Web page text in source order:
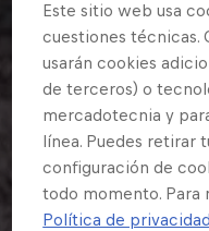
Este sitio web usa
cuestiones técnicas.
usarán cookies
de terceros) o
mercadotecnia y
línea. Puedes retirar
configuración de
todo momento. Para
Política de privacidad